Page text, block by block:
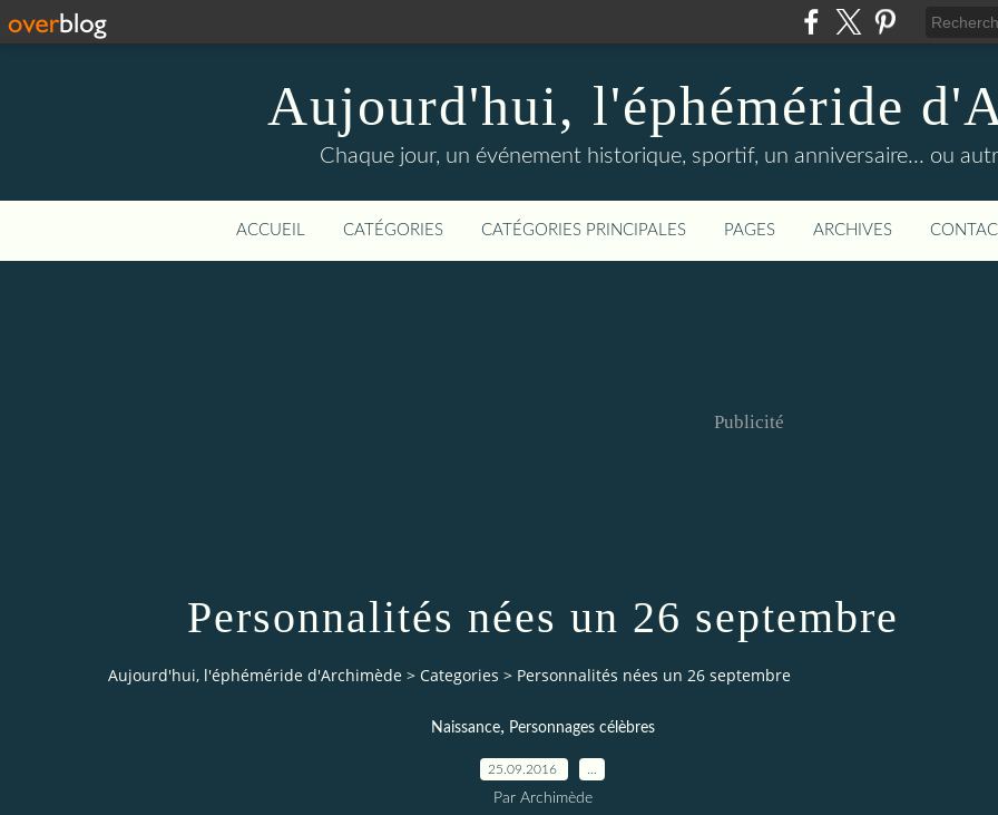
Aujourd'hui, l'éphéméride
Chaque jour, un événement historique, sportif, un anniversaire... ou
ACCUEIL CATÉGORIES CATÉGORIES PRINCIPALES PAGES ARCHIVES
Publicité
Personnalités nées un 26 septembre
Aujourd'hui, l'éphéméride d'Archimède > Categories > Personnalités nées un 26 septembre
Naissance, Personnages célèbres
25.09.2016
Par Archimède